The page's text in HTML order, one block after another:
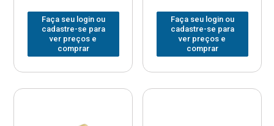
Faça seu login ou
cadastre-se para
ver preços e
comprar
Faça seu login ou
cadastre-se para
ver preços e
comprar